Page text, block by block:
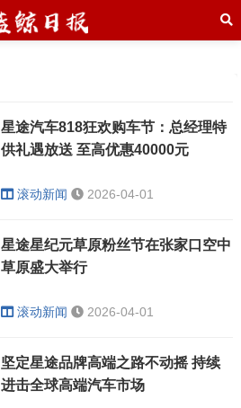
星途汽车818狂欢购车节：总经理特
供礼遇放送 至高优惠40000元
滚动新闻 2026-04-01
星途星纪元草原粉丝节在张家口空中
草原盛大举行
滚动新闻 2026-04-01
坚定星途品牌高端之路不动摇 持续
进击全球高端汽车市场